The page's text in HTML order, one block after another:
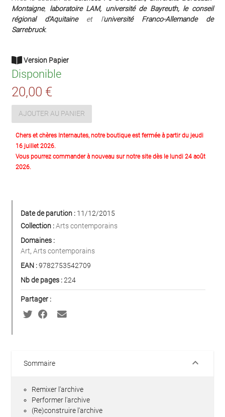
Montaigne, laboratoire LAM, université de Bayreuth, le conseil
régional d'Aquitaineet l'université Franco-Allemande de
Sarrebruck.
Version Papier
Disponible
20,00 €
AJOUTER AU PANIER
Chers et chères Internautes, notre boutique est fermée à partir du jeudi
16 juillet 2026.
Vous pourrez commander à nouveau sur notre site dès le lundi 24 août
2026.
Date de parution : 11/12/2015
Collection :Arts contemporains
Domaines :
Art, Arts contemporains
EAN :9782753542709
Nb de pages :224
Partager :
Sommaire keyboard_arrow_down
Remixer l'archive
Performer l'archive
(Re)construire l'archive